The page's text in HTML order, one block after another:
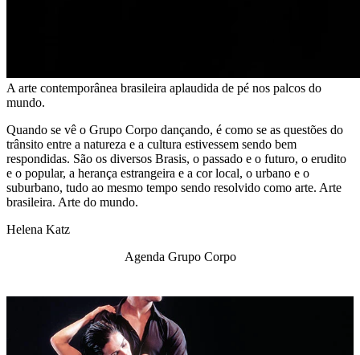
A arte contemporânea brasileira aplaudida de pé nos palcos do
mundo.
Quando se vê o Grupo Corpo dançando, é como se as questões do
trânsito entre a natureza e a cultura estivessem sendo bem
respondidas. São os diversos Brasis, o passado e o futuro, o erudito
e o popular, a herança estrangeira e a cor local, o urbano e o
suburbano, tudo ao mesmo tempo sendo resolvido como arte. Arte
brasileira. Arte do mundo.
Helena Katz
Agenda Grupo Corpo